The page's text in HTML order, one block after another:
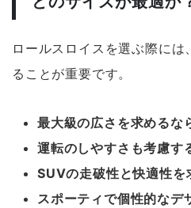
ロールスロイスを選ぶ際に
ることが重要です。
最大級の広さを求めるな
運転のしやすさも考慮す
SUVの走破性と快適性を
スポーティで個性的なデ